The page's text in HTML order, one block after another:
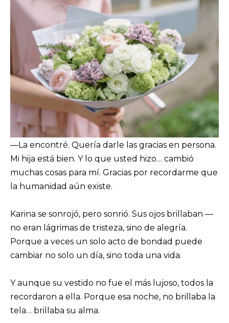
—La encontré. Quería darle las gracias en persona.
Mi hija está bien. Y lo que usted hizo… cambió
muchas cosas para mí. Gracias por recordarme que
la humanidad aún existe.
Karina se sonrojó, pero sonrió. Sus ojos brillaban —
no eran lágrimas de tristeza, sino de alegría.
Porque a veces un solo acto de bondad puede
cambiar no solo un día, sino toda una vida.
Y aunque su vestido no fue el más lujoso, todos la
recordaron a ella. Porque esa noche, no brillaba la
tela… brillaba su alma.